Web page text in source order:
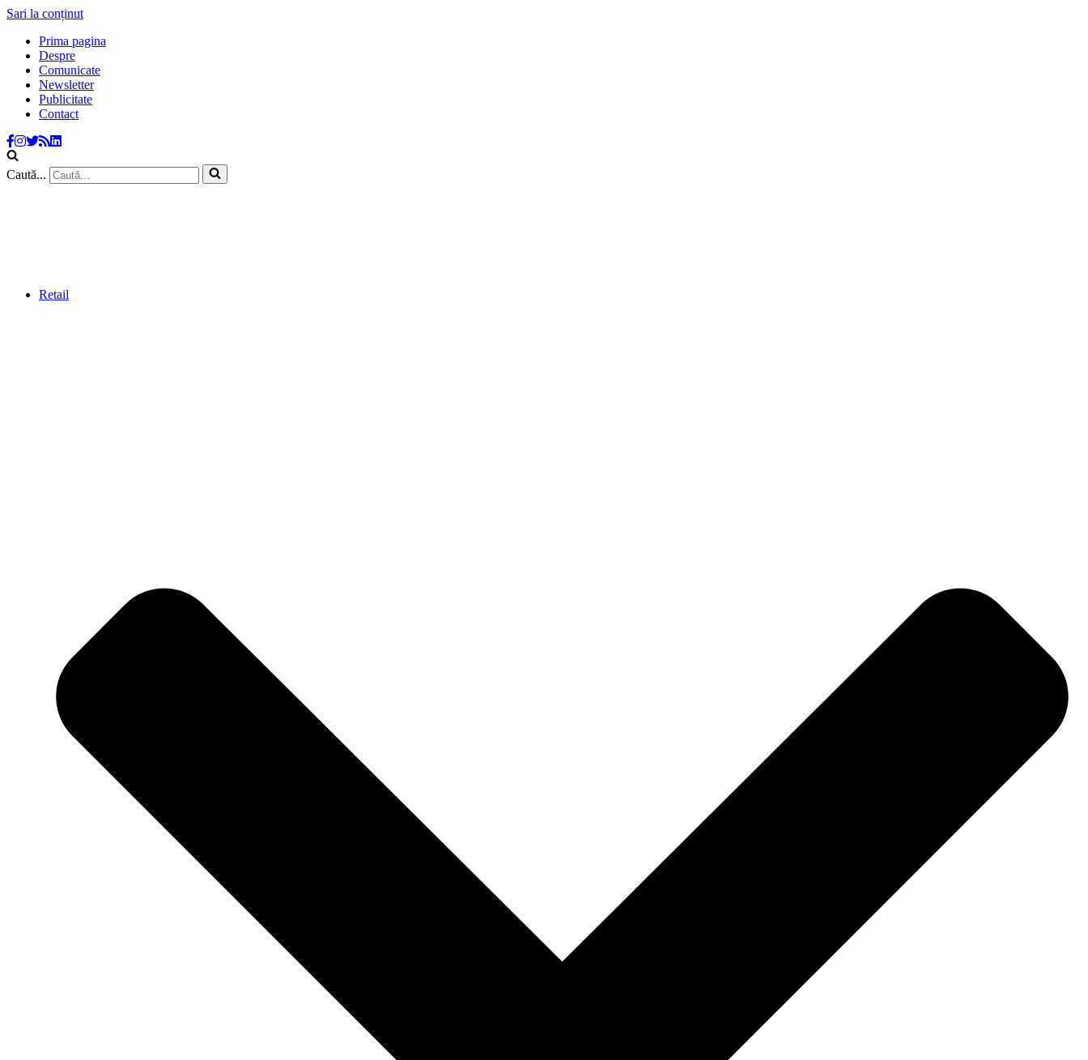
Sari la conținut
Prima pagina
Despre
Comunicate
Newsletter
Publicitate
Contact
Caută...
Retail